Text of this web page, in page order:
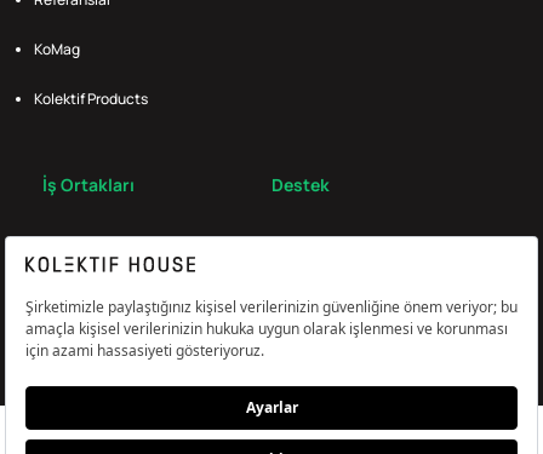
KoMag
Kolektif Products
İş Ortakları Destek
Bize Ulaş
Çerez Tercihlerini Yönetin